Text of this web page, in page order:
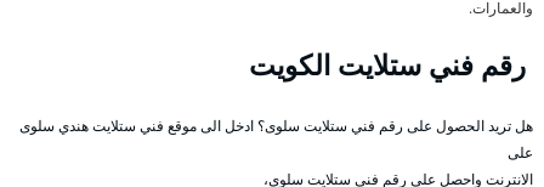
والعمارات.
رقم فني ستلايت الكويت
هل تريد الحصول على رقم فني ستلايت سلوى؟ ادخل الى موقع فني ستلايت هندي سلوى
على
الانترنت واحصل على رقم فني ستلايت سلوى،